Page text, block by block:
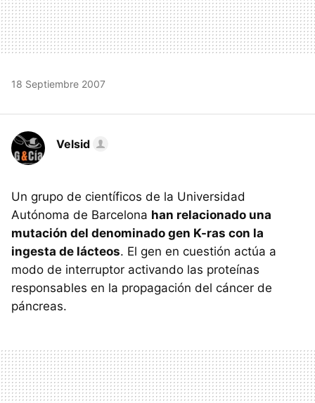
18 Septiembre 2007
Velsid
Un grupo de científicos de la Universidad
Autónoma de Barcelona han relacionado una
mutación del denominado gen K-ras con la
ingesta de lácteos. El gen en cuestión actúa a
modo de interruptor activando las proteínas
responsables en la propagación del cáncer de
páncreas.